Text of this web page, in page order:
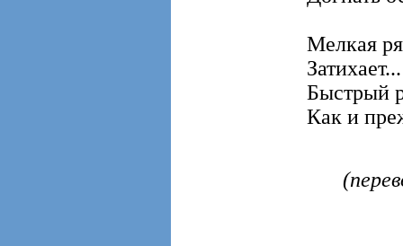
Мелкая
Быстрый
Как и